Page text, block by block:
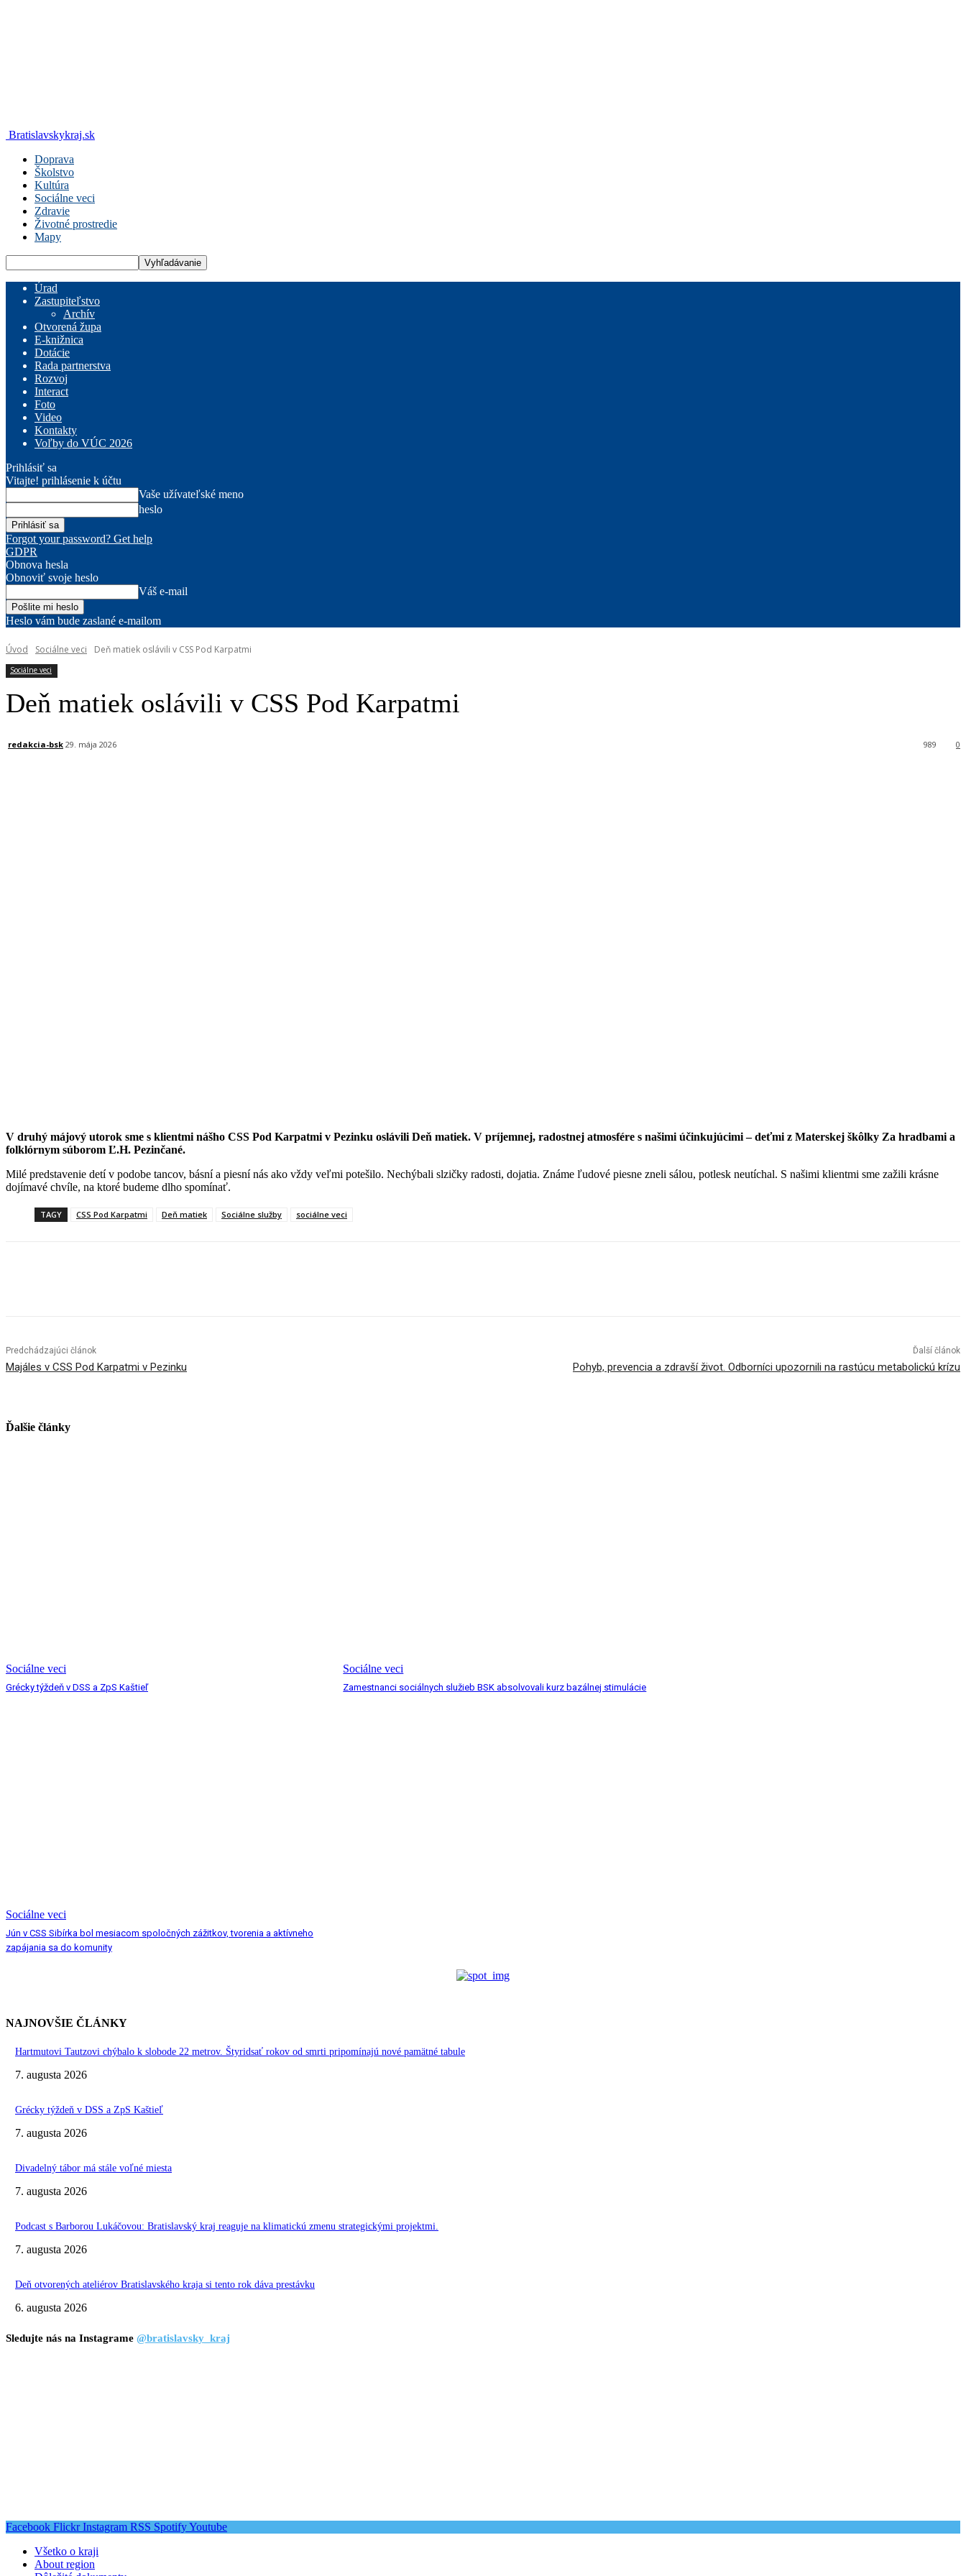
Bratislavskykraj.sk
Doprava
Školstvo
Kultúra
Sociálne veci
Zdravie
Životné prostredie
Mapy
Úrad
Zastupiteľstvo
Archív
Otvorená župa
E-knižnica
Dotácie
Rada partnerstva
Rozvoj
Interact
Foto
Video
Kontakty
Voľby do VÚC 2026
Prihlásiť sa
Vitajte! prihlásenie k účtu
Vaše užívateľské meno
heslo
Forgot your password? Get help
GDPR
Obnova hesla
Obnoviť svoje heslo
Váš e-mail
Heslo vám bude zaslané e-mailom
Úvod Sociálne veci Deň matiek oslávili v CSS Pod Karpatmi
Sociálne veci
Deň matiek oslávili v CSS Pod Karpatmi
redakcia-bsk 29. mája 2026 0
989
V druhý májový utorok sme s klientmi nášho CSS Pod Karpatmi v Pezinku oslávili Deň matiek. V príjemnej, radostnej atmosfére s našimi účinkujúcimi – deťmi z Materskej škôlky Za hradbami a
folklórnym súborom Ľ.H. Pezinčané.
Milé predstavenie detí v podobe tancov, básní a piesní nás ako vždy veľmi potešilo. Nechýbali slzičky radosti, dojatia. Známe ľudové piesne zneli sálou, potlesk neutíchal. S našimi klientmi sme zažili krásne
dojímavé chvíle, na ktoré budeme dlho spomínať.
TAGY CSS Pod Karpatmi Deň matiek Sociálne služby sociálne veci
Predchádzajúci článok
Majáles v CSS Pod Karpatmi v Pezinku
Ďalší článok
Pohyb, prevencia a zdravší život. Odborníci upozornili na rastúcu metabolickú krízu
Ďalšie články
Sociálne veci
Grécky týždeň v DSS a ZpS Kaštieľ
Sociálne veci
Zamestnanci sociálnych služieb BSK absolvovali kurz bazálnej stimulácie
Sociálne veci
Jún v CSS Sibírka bol mesiacom spoločných zážitkov, tvorenia a aktívneho
zapájania sa do komunity
NAJNOVŠIE ČLÁNKY
Hartmutovi Tautzovi chýbalo k slobode 22 metrov. Štyridsať rokov od smrti pripomínajú nové pamätné tabule
7. augusta 2026
Grécky týždeň v DSS a ZpS Kaštieľ
7. augusta 2026
Divadelný tábor má stále voľné miesta
7. augusta 2026
Podcast s Barborou Lukáčovou: Bratislavský kraj reaguje na klimatickú zmenu strategickými projektmi.
7. augusta 2026
Deň otvorených ateliérov Bratislavského kraja si tento rok dáva prestávku
6. augusta 2026
Sledujte nás na Instagrame @bratislavsky_kraj
Facebook Flickr Instagram RSS SpotifyYoutube
Všetko o kraji
About region